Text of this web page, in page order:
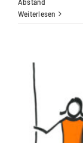
Abstand
Weiterlesen